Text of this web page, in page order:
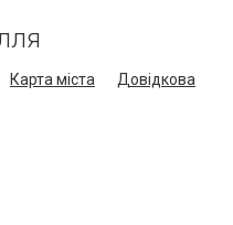
Карта міста Довідкова